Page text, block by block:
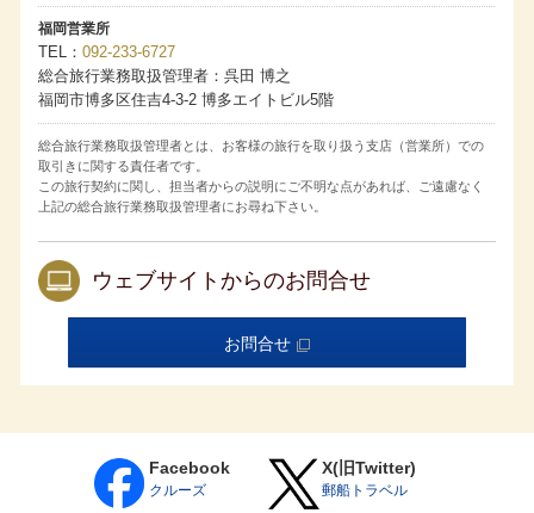
イント）』もしくは累計宿泊数の多い方の希望を優先しま
す。
コネクティングルームについて
・コネクティングルームのご希望は、お申し込みの旅行会
社および販売店へお申し出ください。ただしご希望にそえ
ない場合もございます。
プの組み合わせでもサービス内容は宿泊する客室タイプに
準じます。
国内クルーズの旅行代金は消費税等諸税・各港の施設使用
料を含みます。海外クルーズの旅行代金は海外の各港の港
湾諸税を含みます。今後税額や各港の施設使用料が増減ま
本の国際観光旅客税は含まれておりません。
消されたお客様には規定の取消料を、客室をお一人様でご
利用になられるお客様には規定の差額代金を追加で申し受
けます。
取消料発生期間内にお客様の申し出により旅行の契約内容
（客室タイプ／コース／割引種別／対象者等を含みます）
を変更される場合は、旅行契約を一旦解除した上で新たに
旅行契約を締結していただきます。このとき、新契約の代
乗船条件について
6ヵ月未満の乳児はご乗船いただけません。
15歳未満の方は、保護者の同行（同室）が条件となりま
福岡営業所
TEL
092-233-6727
総合旅行業務取扱管理者：呉田 博之
福岡市博多区住吉4-3-2 博多エイトビル5階
総合旅行業務取扱管理者とは、お客様の旅行を取り扱う支店（営業所）での
取引きに関する責任者です。
この旅行契約に関し、担当者からの説明にご不明な点があれば、ご遠慮なく
上記の総合旅行業務取扱管理者にお尋ね下さい。
ウェブサイトからのお問合せ
お問合せ
Facebook
クルーズ
X(旧Twitter)
郵船トラベル